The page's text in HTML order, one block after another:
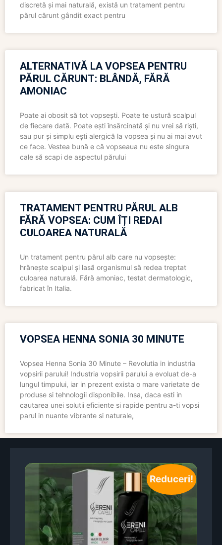
discretă și mai naturală, există un tratament pentru
părul cărunt gândit exact pentru
ALTERNATIVĂ LA VOPSEA PENTRU
PĂRUL CĂRUNT: BLÂNDĂ, FĂRĂ
AMONIAC
Poate ai obosit să tot vopsești. Poate te ustură scalpul
de fiecare dată. Poate ești însărcinată și nu vrei să riști,
sau pur și simplu ești alergică la vopsea și nu ai mai avut
ce face. Vestea bună e că vopseaua nu este singura
cale să scapi de aspectul părului
TRATAMENT PENTRU PĂRUL ALB
FĂRĂ VOPSEA: CUM ÎȚI REDAI
CULOAREA NATURALĂ
Un tratament pentru părul alb care nu vopsește:
hrănește scalpul și lasă organismul să redea treptat
culoarea naturală. Fără amoniac, testat dermatologic,
fabricat în Italia.
VOPSEA HENNA SONIA 30 MINUTE
Vopsea Henna Sonia 30 Minute – Revolutia in industria
vopsirii parului! Industria vopsirii parului a evoluat de-a
lungul timpului, iar in prezent exista o mare varietate de
produse si tehnologii disponibile. Insa, daca esti in
cautarea unei solutii eficiente si rapide pentru a-ti vopsi
parul in nuante vibrante si naturale,
Reduceri!